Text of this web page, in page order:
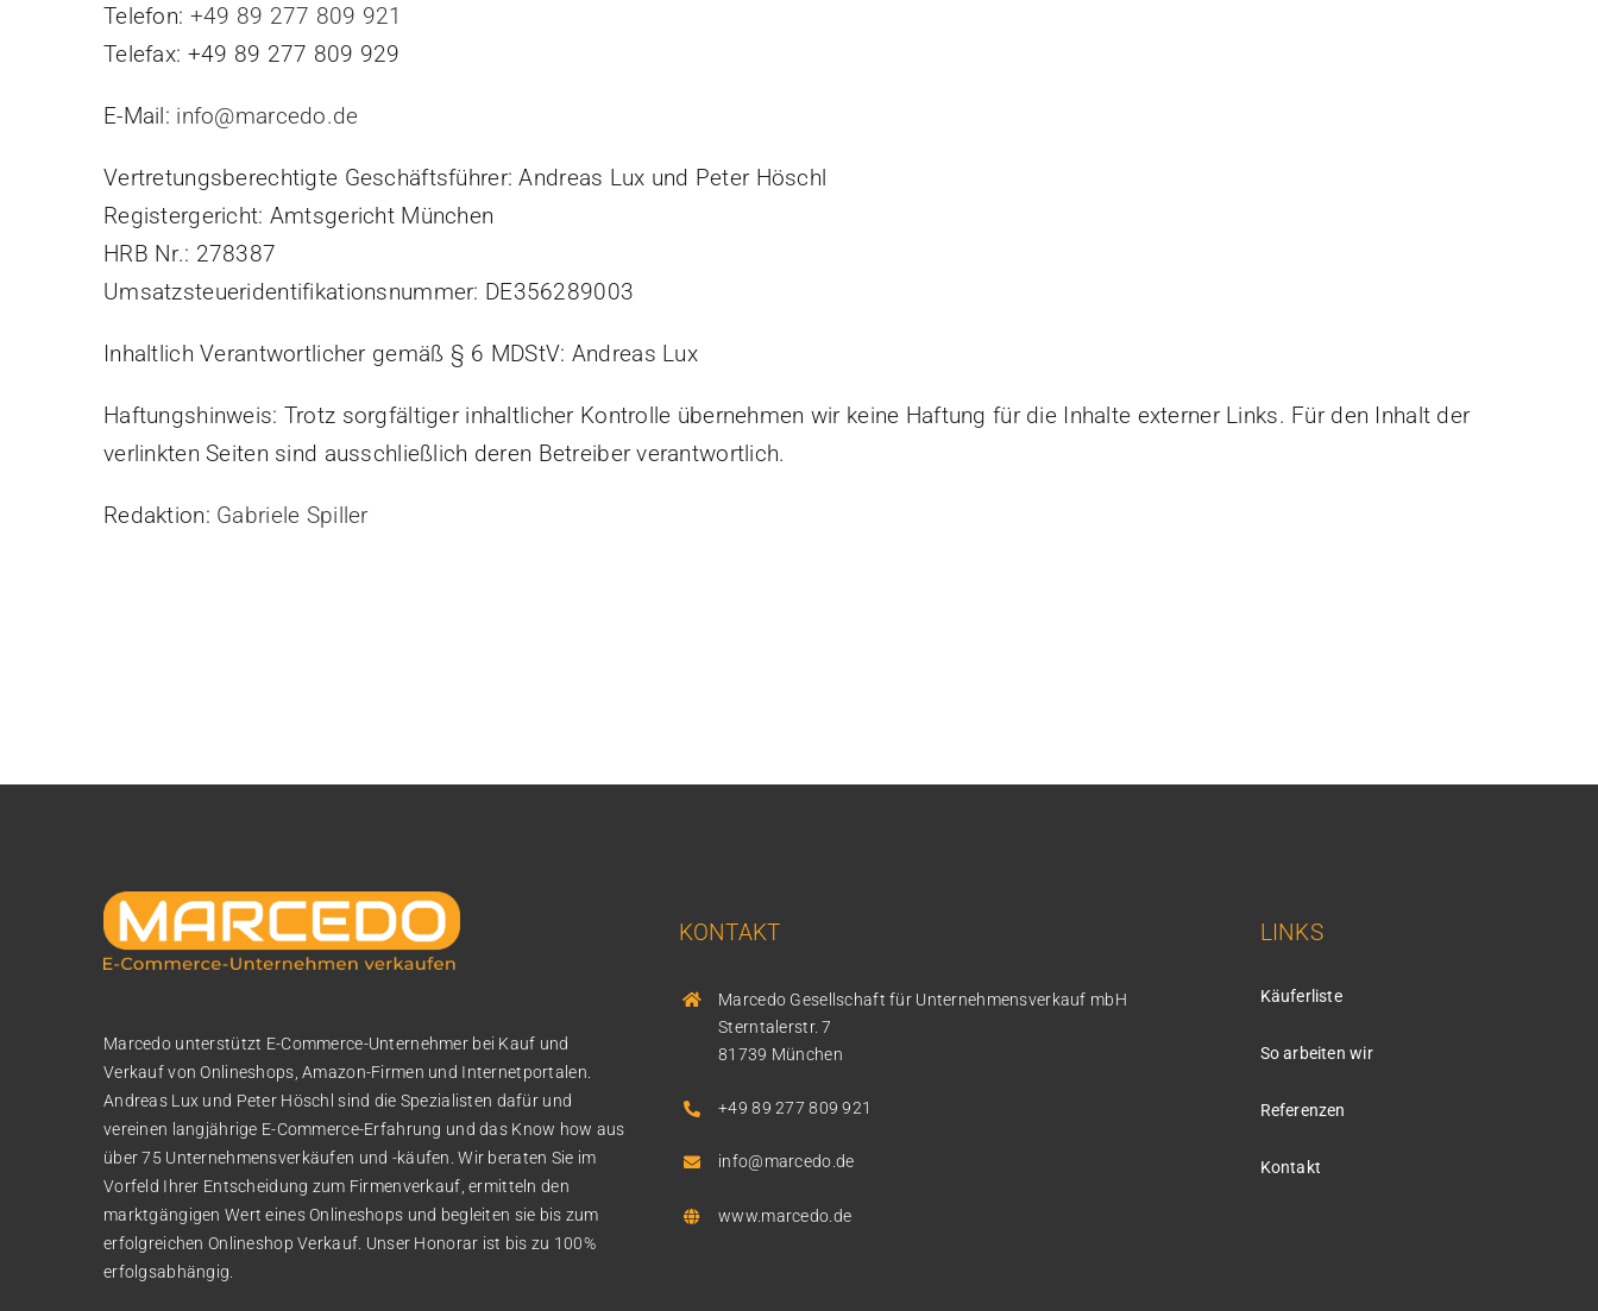
Telefon: +49 89 277 809 921
Telefax: +49 89 277 809 929
E-Mail: info@marcedo.de
​Vertretungsberechtigte Geschäftsführer: Andreas Lux und Peter Höschl
Registergericht: Amtsgericht München
HRB Nr.: 278387
Umsatzsteueridentifikationsnummer: DE356289003
Inhaltlich Verantwortlicher gemäß § 6 MDStV: Andreas Lux
Haftungshinweis: Trotz sorgfältiger inhaltlicher Kontrolle übernehmen wir keine Haftung für die Inhalte externer Links. Für den Inhalt der
verlinkten Seiten sind ausschließlich deren Betreiber verantwortlich.
Redaktion: Gabriele Spiller
Marcedo unterstützt E-Commerce-Unternehmer bei Kauf und
Verkauf von Onlineshops, Amazon-Firmen und Internetportalen.
Andreas Lux und Peter Höschl sind die Spezialisten dafür und
vereinen langjährige E-Commerce-Erfahrung und das Know how aus
über 75 Unternehmensverkäufen und -käufen. Wir beraten Sie im
Vorfeld Ihrer Entscheidung zum Firmenverkauf, ermitteln den
marktgängigen Wert eines Onlineshops und begleiten sie bis zum
erfolgreichen Onlineshop Verkauf. Unser Honorar ist bis zu 100%
erfolgsabhängig.
KONTAKT
Marcedo Gesellschaft für Unternehmensverkauf mbH
Sterntalerstr. 7
81739 München
+49 89 277 809 921
info@marcedo.de
www.marcedo.de
LINKS
Käuferliste
So arbeiten wir
Referenzen
Kontakt